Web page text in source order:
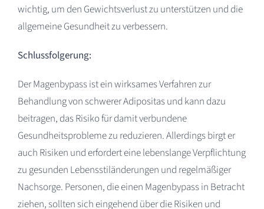
wichtig, um den Gewichtsverlust zu unterstützen und die
allgemeine Gesundheit zu verbessern.
Schlussfolgerung:
Der Magenbypass ist ein wirksames Verfahren zur
Behandlung von schwerer Adipositas und kann dazu
beitragen, das Risiko für damit verbundene
Gesundheitsprobleme zu reduzieren. Allerdings birgt er
auch Risiken und erfordert eine lebenslange Verpflichtung
zu gesunden Lebensstiländerungen und regelmäßiger
Nachsorge. Personen, die einen Magenbypass in Betracht
ziehen, sollten sich eingehend über die Risiken und